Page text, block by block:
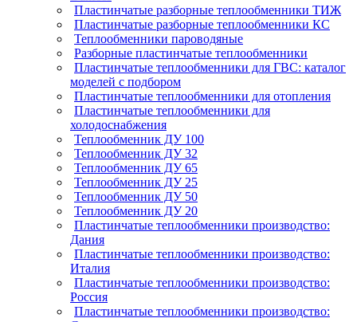
Пластинчатые разборные теплообменники ТИЖ
Пластинчатые разборные теплообменники КC
Теплообменники пароводяные
Разборные пластинчатые теплообменники
Пластинчатые теплообменники для ГВС: каталог
моделей с подбором
Пластинчатые теплообменники для отопления
Пластинчатые теплообменники для
холодоснабжения
Теплообменник ДУ 100
Теплообменник ДУ 32
Теплообменник ДУ 65
Теплообменник ДУ 25
Теплообменник ДУ 50
Теплообменник ДУ 20
Пластинчатые теплообменники производство:
Дания
Пластинчатые теплообменники производство:
Италия
Пластинчатые теплообменники производство:
Россия
Пластинчатые теплообменники производство: